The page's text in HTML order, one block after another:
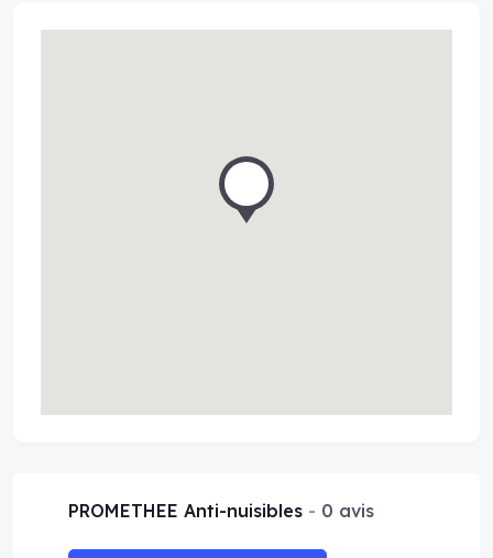
PROMETHEE Anti-nuisibles 0 avis